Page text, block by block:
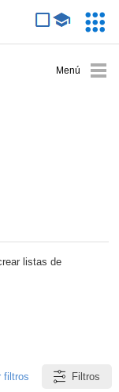
listas de
filtros Filtros